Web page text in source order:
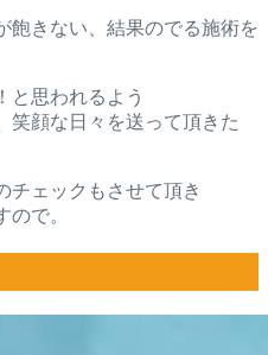
飽きない、結果のでる施術を
と思われるよう
笑顔な日々を送って頂きた
チェックもさせて頂き
で。